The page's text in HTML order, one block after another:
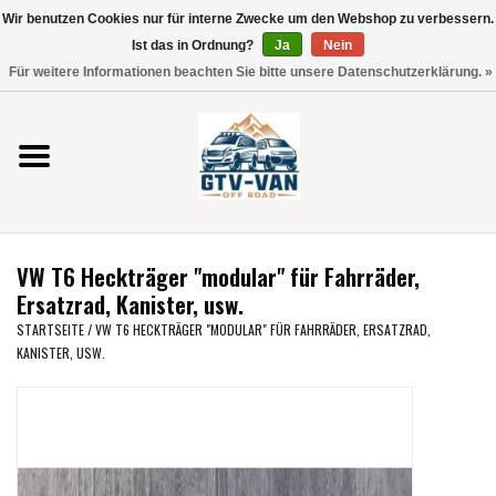
Verwende
die
nach
oben
und
unten,
verfügbare
auszuwählen.
zum
Vito / V-Klasse 447
Viano /Vito 639
VW T7 2025
VW T6
VW CRAFTER / MAN TGE
VW T6 Heckträger "modular" für Fahrräder,
Ersatzrad, Kanister, usw.
STARTSEITE/VW T6 HECKTRÄGER "MODULAR" FÜR FAHRRÄDER, ERSATZRAD,
KANISTER, USW.
Wir benutzen Cookies nur für interne Zwecke um den Webshop zu verbessern.
Ist das in Ordnung?
Ja
Nein
Für weitere Informationen beachten Sie bitte unsere Datenschutzerklärung. »